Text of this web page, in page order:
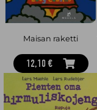
Maisan raketti
12,10 €